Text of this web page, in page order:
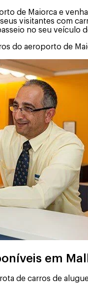
de Maiorca e
visitantes com
no seu veículo
do aeroporto de
em
de carros de